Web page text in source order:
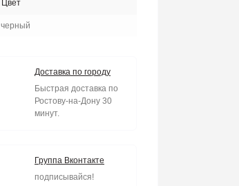
Цвет
черный
Доставка по городу
Быстрая доставка по
Ростову-на-Дону 30
минут.
Группа Вконтакте
подписывайся!